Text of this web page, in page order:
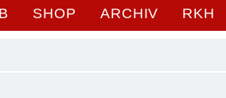
SHOP ARCHIV RKH